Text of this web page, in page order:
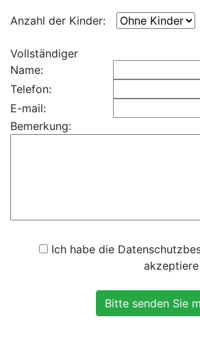
Anzahl der Kinder:
Vollständiger
Name:
Telefon:
E-mail:
Bemerkung:
Ich habe die
akzeptiere